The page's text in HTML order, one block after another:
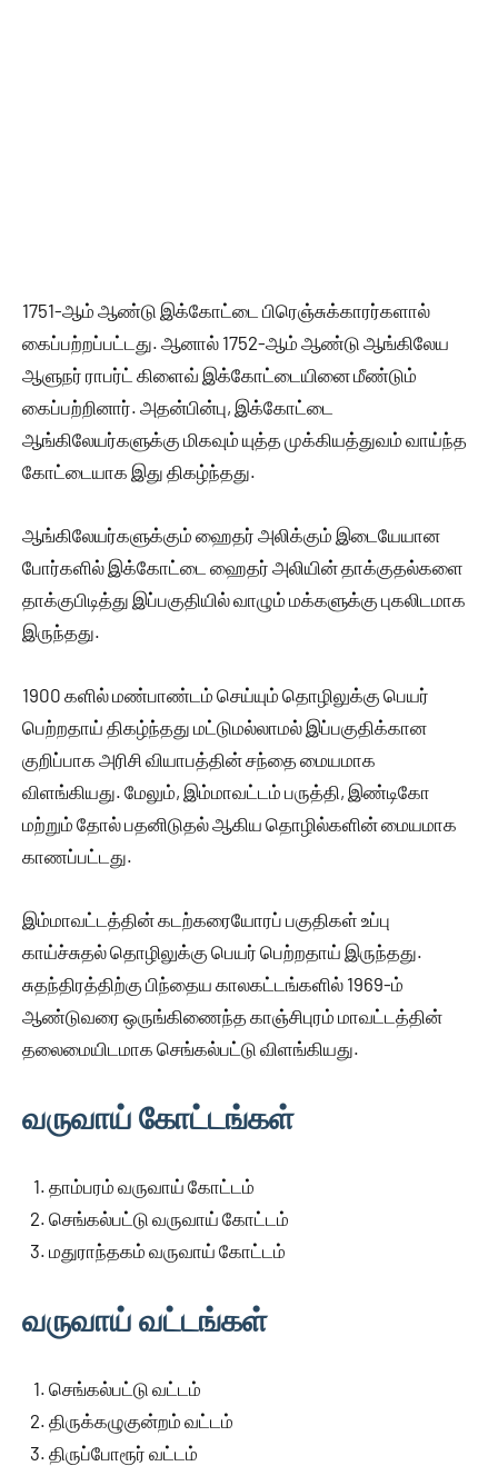
1751-ஆம் ஆண்டு இக்கோட்டை பிரெஞ்சுக்காரர்களால்
கைப்பற்றப்பட்டது. ஆனால் 1752-ஆம் ஆண்டு ஆங்கிலேய
ஆளுநர் ராபர்ட் கிளைவ் இக்கோட்டையினை மீண்டும்
கைப்பற்றினார். அதன்பின்பு, இக்கோட்டை
ஆங்கிலேயர்களுக்கு மிகவும் யுத்த முக்கியத்துவம் வாய்ந்த
கோட்டையாக இது திகழ்ந்தது.
ஆங்கிலேயர்களுக்கும் ஹைதர் அலிக்கும் இடையேயான
போர்களில் இக்கோட்டை ஹைதர் அலியின் தாக்குதல்களை
தாக்குபிடித்து இப்பகுதியில் வாழும் மக்களுக்கு புகலிடமாக
இருந்தது.
1900 களில் மண்பாண்டம் செய்யும் தொழிலுக்கு பெயர்
பெற்றதாய் திகழ்ந்தது மட்டுமல்லாமல் இப்பகுதிக்கான
குறிப்பாக அரிசி வியாபத்தின் சந்தை மையமாக
விளங்கியது. மேலும், இம்மாவட்டம் பருத்தி, இண்டிகோ
மற்றும் தோல் பதனிடுதல் ஆகிய தொழில்களின் மையமாக
காணப்பட்டது.
இம்மாவட்டத்தின் கடற்கரையோரப் பகுதிகள் உப்பு
காய்ச்சுதல் தொழிலுக்கு பெயர் பெற்றதாய் இருந்தது.
சுதந்திரத்திற்கு பிந்தைய காலகட்டங்களில் 1969-ம்
ஆண்டுவரை ஒருங்கிணைந்த காஞ்சிபுரம் மாவட்டத்தின்
தலைமையிடமாக செங்கல்பட்டு விளங்கியது.
வருவாய் கோட்டங்கள்
தாம்பரம் வருவாய் கோட்டம்
செங்கல்பட்டு வருவாய் கோட்டம்
மதுராந்தகம் வருவாய் கோட்டம்
வருவாய் வட்டங்கள்
செங்கல்பட்டு வட்டம்
திருக்கழுகுன்றம் வட்டம்
திருப்போரூர் வட்டம்